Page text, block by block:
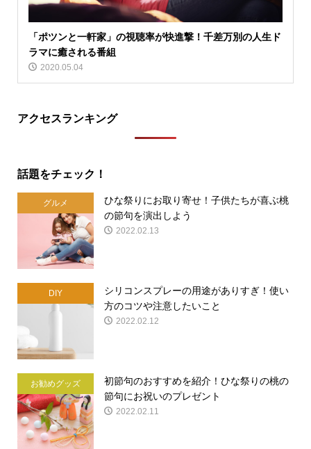
「ポツンと一軒家」の視聴率が快進撃！千差万別の人生ド
ラマに癒される番組
2020.05.04
アクセスランキング
話題をチェック！
グルメ
ひな祭りにお取り寄せ！子供たちが喜ぶ桃
の節句を演出しよう
2022.02.13
DIY
シリコンスプレーの用途がありすぎ！使い
方のコツや注意したいこと
2022.02.12
お勧めグッズ
初節句のおすすめを紹介！ひな祭りの桃の
節句にお祝いのプレゼント
2022.02.11